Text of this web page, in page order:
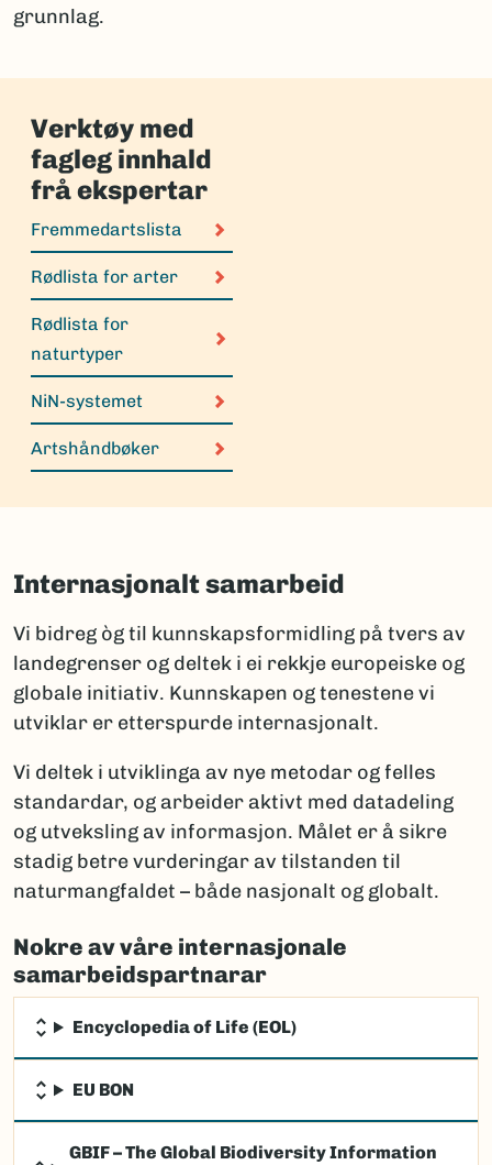
grunnlag.
Verktøy med
fagleg innhald
frå ekspertar
Fremmedartslista
Rødlista for arter
Rødlista for
naturtyper
NiN-systemet
Artshåndbøker
Internasjonalt samarbeid
Vi bidreg òg til kunnskapsformidling på tvers av
landegrenser og deltek i ei rekkje europeiske og
globale initiativ. Kunnskapen og tenestene vi
utviklar er etterspurde internasjonalt.
Vi deltek i utviklinga av nye metodar og felles
standardar, og arbeider aktivt med datadeling
og utveksling av informasjon. Målet er å sikre
stadig betre vurderingar av tilstanden til
naturmangfaldet – både nasjonalt og globalt.
Nokre av våre internasjonale
samarbeidspartnarar
Encyclopedia of Life (EOL)
EU BON
GBIF – The Global Biodiversity Information